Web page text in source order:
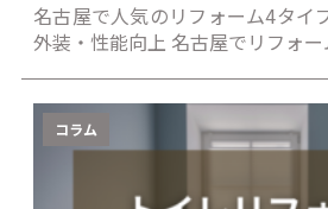
名古屋で人気のリフォーム4タイ
外装・性能向上 名古屋でリフォ
コラム